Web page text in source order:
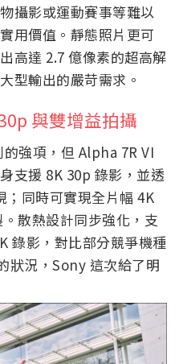
攝影或運動賽事等難以
用價值。靜態照片更可
高達 2.7 億像素的超高解
型輸出的嚴苛需求。
與雙增益拍攝
強項，但 Alpha 7R VI
支援 8K 30p 錄影，並透
；同時可實現全片幅 4K
散熱設計同步強化，支
錄影，對比部分競爭機種
狀況，Sony 這次給了明